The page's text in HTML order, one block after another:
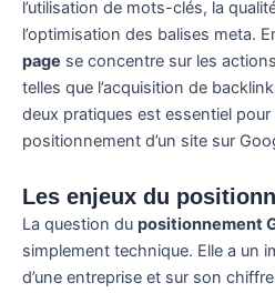
l’utilisation de mots-clés, la
l’optimisation des balises meta.
page se concentre sur les
telles que l’acquisition de
deux pratiques est essentiel pour
positionnement d’un site sur
Les enjeux du
La question du positionnement
simplement technique. Elle a un
d’une entreprise et sur son